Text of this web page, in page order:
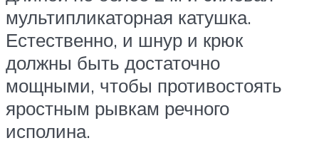
мультипликаторная катушка.
Естественно, и шнур и крюк
должны быть достаточно
мощными, чтобы противостоять
яростным рывкам речного
исполина.